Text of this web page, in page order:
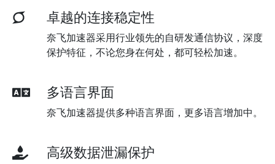
卓越的连接稳定性
奈飞加速器采用行业领先的自研发通信协议，深度
保护特征，不论您身在何处，都可轻松加速。
多语言界面
奈飞加速器提供多种语言界面，更多语言增加中。
高级数据泄漏保护